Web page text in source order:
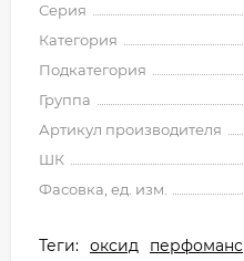
Серия
Категория
Подкатегория
Группа
Артикул производителя
ШК
Фасовка, ед. изм.
Теги: оксид перфоманс